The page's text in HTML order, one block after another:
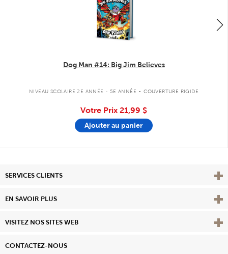
Dog Man #14: Big Jim Believes
NIVEAU SCOLAIRE 2E ANNÉE - 5E ANNÉE . COUVERTURE RIGIDE
Votre Prix 21,99 $
Ajouter au panier
SERVICES CLIENTS
EN SAVOIR PLUS View
VISITEZ NOS SITES WEB
CONTACTEZ-NOUS